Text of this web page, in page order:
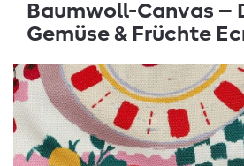
Baumwoll-Canvas –
Gemüse & Früchte